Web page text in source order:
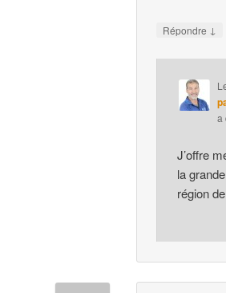
Répondre ↓
a
J’offre
la
région